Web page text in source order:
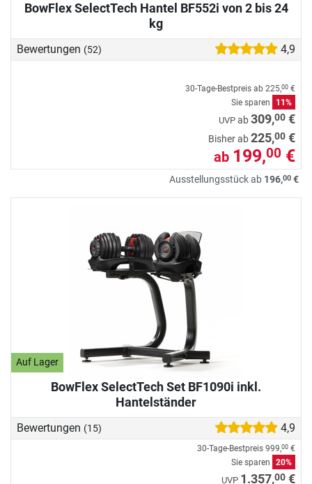
BowFlex SelectTech Hantel BF552i von 2 bis 24
kg
Bewertungen (52) 4,9
30-Tage-Bestpreis ab 225,00 €
Sie sparen
11%
UVP ab309,00 €
Bisher ab225,00 €
ab 199,00 €
Ausstellungsstück ab 196,00 €
Auf Lager
BowFlex SelectTech Set BF1090i inkl.
Hantelständer
Bewertungen (15) 4,9
30-Tage-Bestpreis 999,00 €
Sie sparen
20%
UVP 1.357,00 €